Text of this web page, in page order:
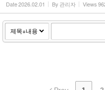
Date2026.02.01 By 관리자 Views